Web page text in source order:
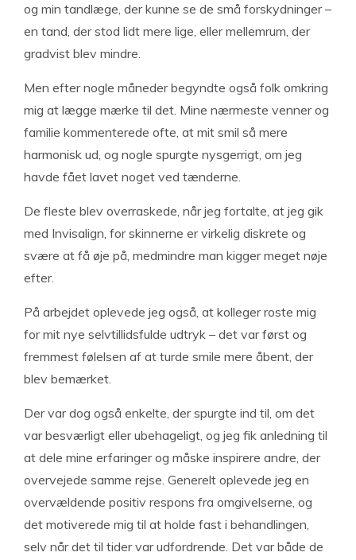
og min tandlæge, der kunne se de små forskydninger –
en tand, der stod lidt mere lige, eller mellemrum, der
gradvist blev mindre.
Men efter nogle måneder begyndte også folk omkring
mig at lægge mærke til det. Mine nærmeste venner og
familie kommenterede ofte, at mit smil så mere
harmonisk ud, og nogle spurgte nysgerrigt, om jeg
havde fået lavet noget ved tænderne.
De fleste blev overraskede, når jeg fortalte, at jeg gik
med Invisalign, for skinnerne er virkelig diskrete og
svære at få øje på, medmindre man kigger meget nøje
efter.
På arbejdet oplevede jeg også, at kolleger roste mig
for mit nye selvtillidsfulde udtryk – det var først og
fremmest følelsen af at turde smile mere åbent, der
blev bemærket.
Der var dog også enkelte, der spurgte ind til, om det
var besværligt eller ubehageligt, og jeg fik anledning til
at dele mine erfaringer og måske inspirere andre, der
overvejede samme rejse. Generelt oplevede jeg en
overvældende positiv respons fra omgivelserne, og
det motiverede mig til at holde fast i behandlingen,
selv når det til tider var udfordrende. Det var både de